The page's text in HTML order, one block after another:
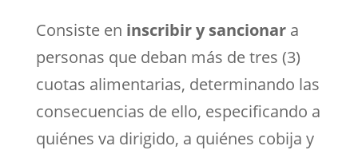
Consiste en inscribir y sancionara
personas que deban más de tres (3)
cuotas alimentarias, determinando las
consecuencias de ello, especificando a
quiénes va dirigido, a quiénes cobija y